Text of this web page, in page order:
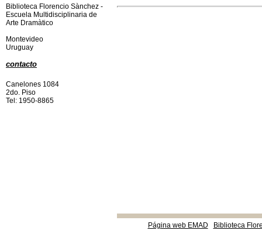
Página web EMAD Biblioteca
Biblioteca Florencio Sànchez -
Escuela Multidisciplinaria de
Arte Dramàtico
Montevideo
Uruguay
contacto
Canelones 1084
2do. Piso
Tel: 1950-8865